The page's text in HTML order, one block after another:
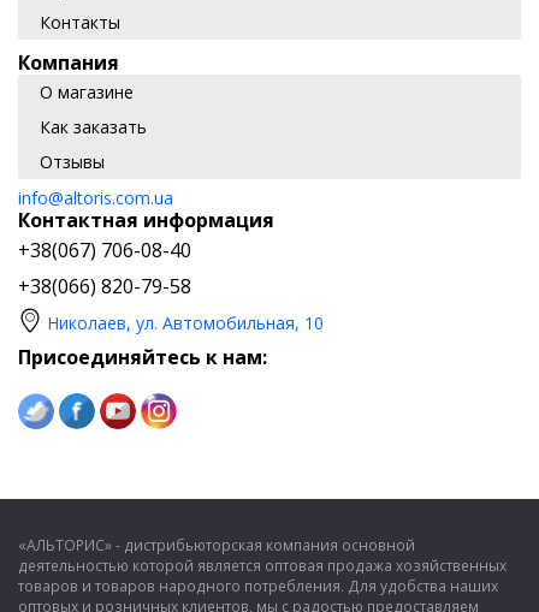
Контакты
Компания
О магазине
Как заказать
Отзывы
info@altoris.com.ua
Контактная информация
+38(067) 706-08-40
+38(066) 820-79-58
Николаев, ул. Автомобильная, 10
Присоединяйтесь к нам:
«АЛЬТОРИС» - дистрибьюторская компания основной
деятельностью которой является оптовая продажа хозяйственных
товаров и товаров народного потребления. Для удобства наших
оптовых и розничных клиентов, мы с радостью предоставляем